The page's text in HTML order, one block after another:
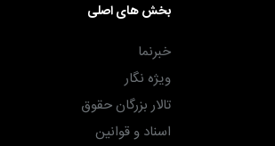
بخش های اصلی
خبرنما
ویژه نگار
تالار بزرگان حقوق
اسناد و قوانین